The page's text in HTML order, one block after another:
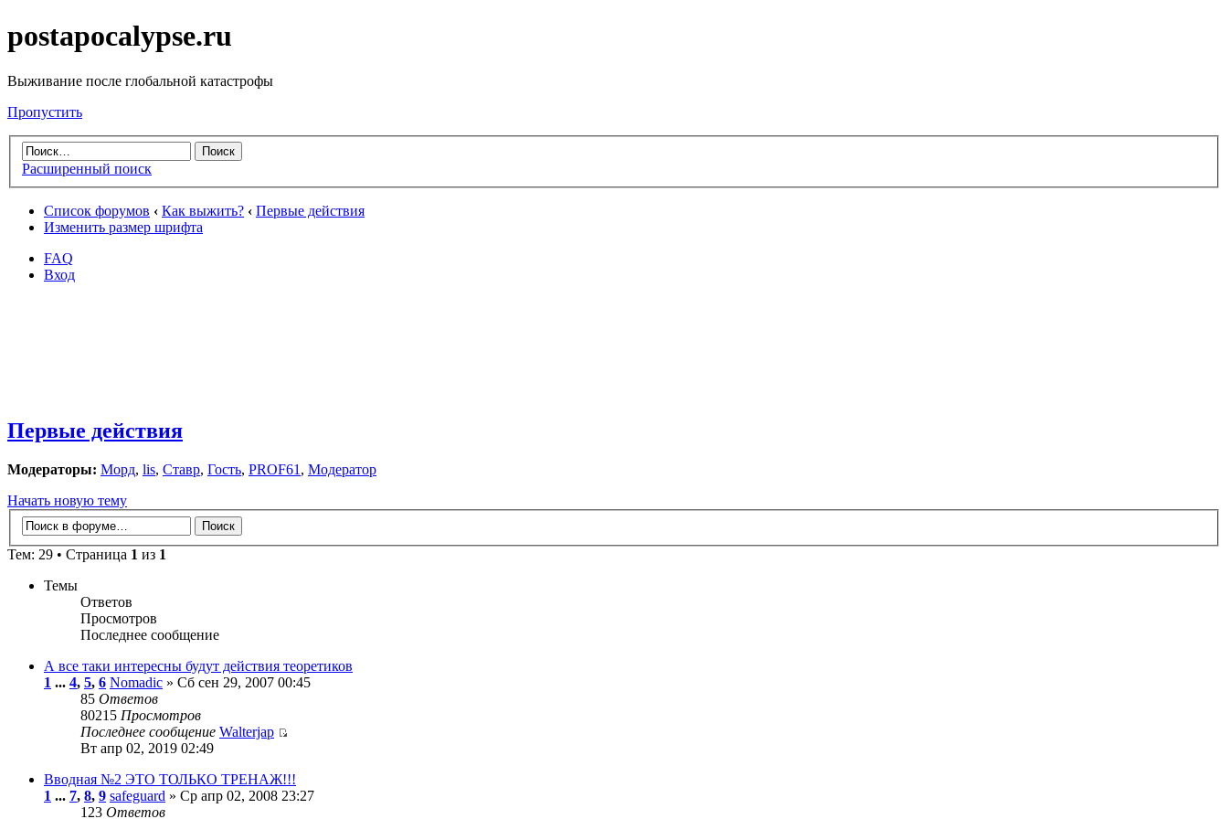
postapocalypse.ru
Выживание после глобальной катастрофы
Пропустить
Расширенный поиск
Список форумов ‹ Как выжить? ‹ Первые действия
Изменить размер шрифта
FAQ
Вход
Первые действия
Модераторы: Морд, lis, Ставр, Гость, PROF61 , Модератор
Начать новую тему
Тем: 29 • Страница 1 из 1
Темы
Ответов
Просмотров
Последнее сообщение
А все таки интересны будут действия теоретиков
1 ... 4, 5, 6 Nomadic » Сб сен 29, 2007 00:45
85 Ответов
80215 Просмотров
Последнее сообщение Walterjap
Вт апр 02, 2019 02:49
Вводная №2 ЭТО ТОЛЬКО ТРЕНАЖ!!!
1 ... 7, 8, 9 safeguard » Ср апр 02, 2008 23:27
123 Ответов